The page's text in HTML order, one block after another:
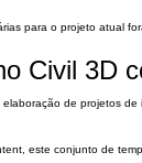
para o projeto atual
Civil 3D
de projetos
este conjunto de